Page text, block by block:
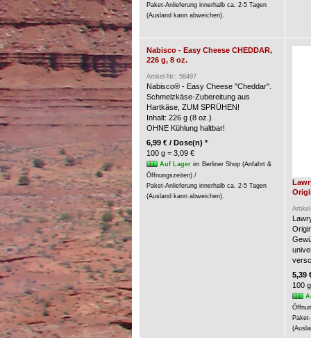
Paket-Anlieferung innerhalb ca. 2-5 Tagen
(Ausland kann abweichen).
Nabisco - Easy Cheese CHEDDAR,
226 g, 8 oz.
Artikel-Nr.: 58497
Nabisco® - Easy Cheese "Cheddar".
Schmelzkäse-Zubereitung aus
Hartkäse, ZUM SPRÜHEN!
Inhalt: 226 g (8 oz.)
OHNE Kühlung haltbar!
6,99 € / Dose(n) *
100 g = 3,09 €
Auf Lagerim Berliner Shop (Anfahrt &
Öffnungszeiten) /
Paket-Anlieferung innerhalb ca. 2-5 Tagen
(Ausland kann abweichen).
5,39
100